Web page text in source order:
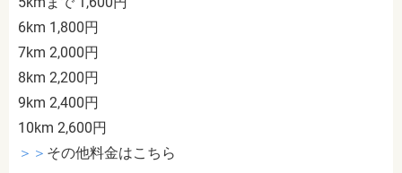
6km 1,800円
7km 2,000円
8km 2,200円
9km 2,400円
10km 2,600円
＞ ＞ その他料金はこちら